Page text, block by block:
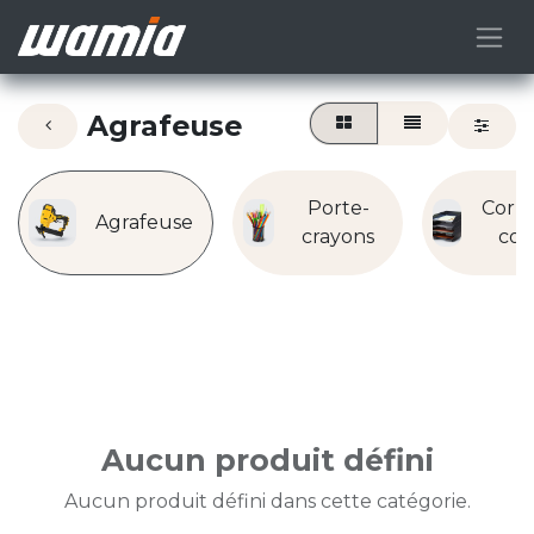
Agrafeuse
Agrafeuse
Porte-
crayons
Aucun produit défini
Aucun produit défini dans cette catégorie.